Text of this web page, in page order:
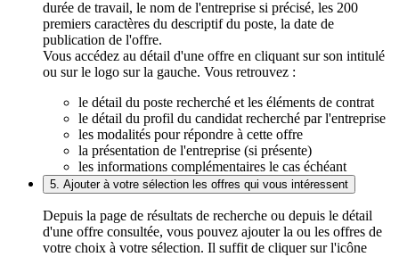
durée de travail, le nom de l'entreprise si précisé, les 200
premiers caractères du descriptif du poste, la date de
publication de l'offre.
Vous accédez au détail d'une offre en cliquant sur son intitulé
ou sur le logo sur la gauche. Vous retrouvez :
le détail du poste recherché et les éléments de contrat
le détail du profil du candidat recherché par l'entreprise
les modalités pour répondre à cette offre
la présentation de l'entreprise (si présente)
les informations complémentaires le cas échéant
5. Ajouter à votre sélection les offres qui vous intéressent
Depuis la page de résultats de recherche ou depuis le détail
d'une offre consultée, vous pouvez ajouter la ou les offres de
votre choix à votre sélection. Il suffit de cliquer sur l'icône